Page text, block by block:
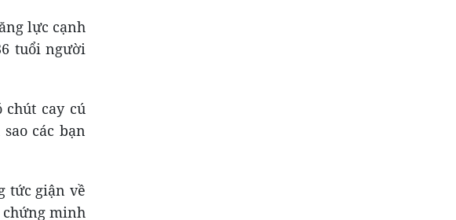
lực cạnh
tuổi người
cay cú
các bạn
tức giận về
chứng minh